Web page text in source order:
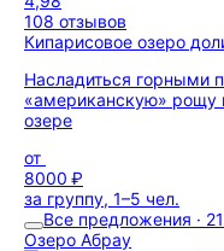
108 отзывов
Кипарисовое озеро
Насладиться горными
«американскую» рощу
озере
от
8000 ₽
за группу, 1–5 чел.
Все предложения · 21
Озеро Абрау